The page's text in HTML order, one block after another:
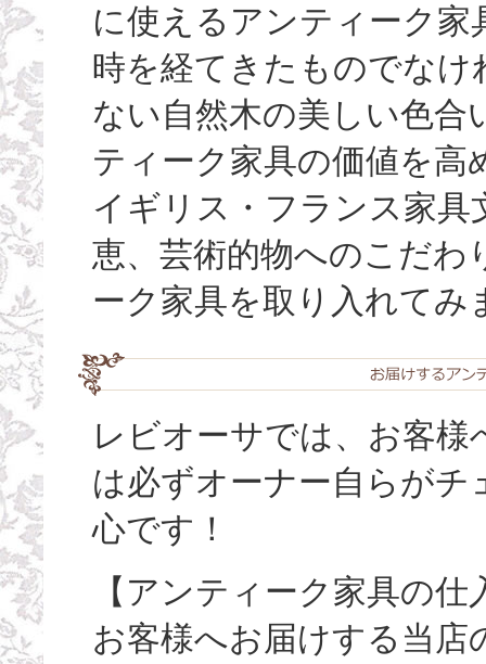
に使えるアンティーク
時を経てきたものでな
ない自然木の美しい色合
ティーク家具の価値を高
イギリス・フランス家
恵、芸術的物へのこだわ
ーク家具を取り入れてみ
レビオーサでは、お客
は必ずオーナー自らが
心です！
【アンティーク家具の
お客様へお届けする当